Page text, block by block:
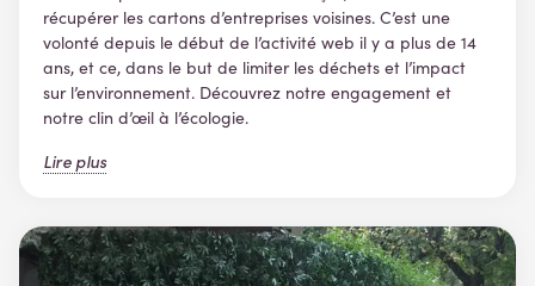
récupérer les cartons d’entreprises voisines. C’est une
volonté depuis le début de l’activité web il y a plus de 14
ans, et ce, dans le but de limiter les déchets et l’impact
sur l’environnement. Découvrez notre engagement et
notre clin d’œil à l’écologie.
Lire plus